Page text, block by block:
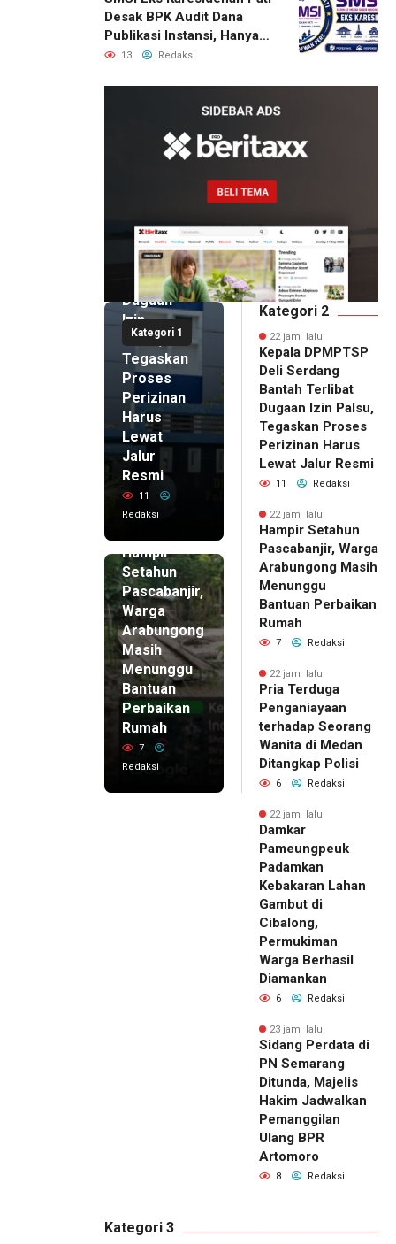
Desak BPK Audit Dana
Publikasi Instansi, Hanya
untuk Perusahaan Pers
13 Redaksi
Kategori 1
Deli
Serdang
Bantah
Terlibat
Dugaan
Izin
Palsu,
Tegaskan
Proses
Perizinan
Harus
Lewat
Jalur
Resmi
11
Redaksi
Hampir
Setahun
Pascabanjir,
Warga
Arabungong
Masih
Menunggu
Bantuan
Perbaikan
Rumah
7
Redaksi
Kategori 2
22 jam lalu
Kepala DPMPTSP
Deli Serdang
Bantah Terlibat
Dugaan Izin Palsu,
Tegaskan Proses
Perizinan Harus
Lewat Jalur Resmi
11 Redaksi
22 jam lalu
Hampir Setahun
Pascabanjir, Warga
Arabungong Masih
Menunggu
Bantuan Perbaikan
Rumah
7 Redaksi
22 jam lalu
Pria Terduga
Penganiayaan
terhadap Seorang
Wanita di Medan
Ditangkap Polisi
6 Redaksi
22 jam lalu
Damkar
Pameungpeuk
Padamkan
Kebakaran Lahan
Gambut di
Cibalong,
Permukiman
Warga Berhasil
Diamankan
6 Redaksi
23 jam lalu
Sidang Perdata di
PN Semarang
Ditunda, Majelis
Hakim Jadwalkan
Pemanggilan
Ulang BPR
Artomoro
8 Redaksi
Kategori 3